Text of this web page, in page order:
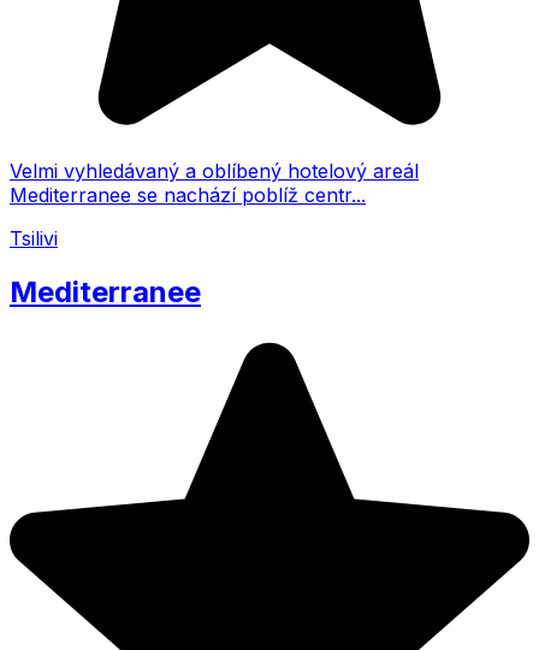
Velmi vyhledávaný a oblíbený hotelový areál
Mediterranee se nachází poblíž centr...
Tsilivi
Mediterranee